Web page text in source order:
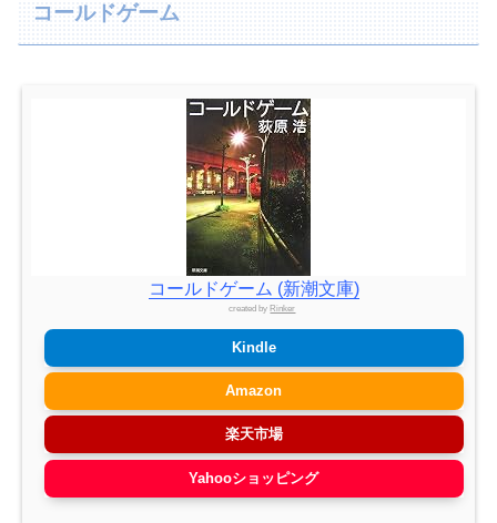
コールドゲーム
コールドゲーム (新潮文庫)
created by Rinker
Kindle
Amazon
楽天市場
Yahooショッピング